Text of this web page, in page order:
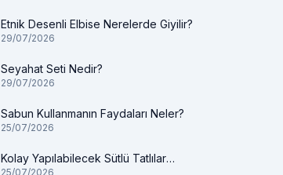
Etnik Desenli Elbise Nerelerde Giyilir?
29/07/2026
Seyahat Seti Nedir?
29/07/2026
Sabun Kullanmanın Faydaları Neler?
25/07/2026
Kolay Yapılabilecek Sütlü Tatlılar
25/07/2026